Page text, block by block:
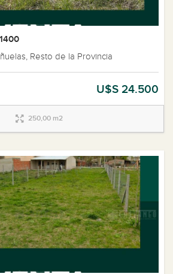
Resto de la Provincia
U$S 24.500
250,00 m2